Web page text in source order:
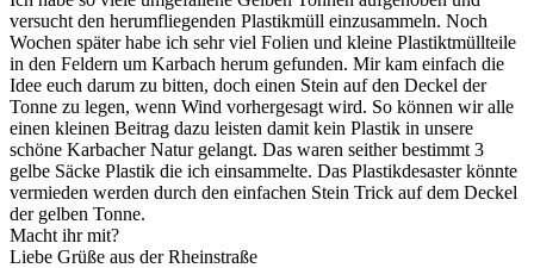
versucht den herumfliegenden Plastikmüll einzusammeln. Noch
Wochen später habe ich sehr viel Folien und kleine Plastiktmüllteile
in den Feldern um Karbach herum gefunden. Mir kam einfach die
Idee euch darum zu bitten, doch einen Stein auf den Deckel der
Tonne zu legen, wenn Wind vorhergesagt wird. So können wir alle
einen kleinen Beitrag dazu leisten damit kein Plastik in unsere
schöne Karbacher Natur gelangt. Das waren seither bestimmt 3
gelbe Säcke Plastik die ich einsammelte. Das Plastikdesaster könnte
vermieden werden durch den einfachen Stein Trick auf dem Deckel
der gelben Tonne.
Macht ihr mit?
Liebe Grüße aus der Rheinstraße